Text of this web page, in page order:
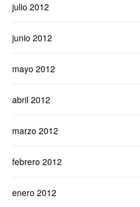
julio 2012
junio 2012
mayo 2012
abril 2012
marzo 2012
febrero 2012
enero 2012